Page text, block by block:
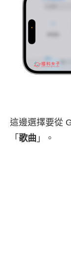
這邊選擇要從
「 歌曲 」。